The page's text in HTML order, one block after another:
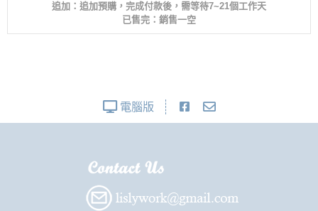
追加：追加預購，完成付款後，需等待7~21個工作天
已售完：銷售一空
電腦版